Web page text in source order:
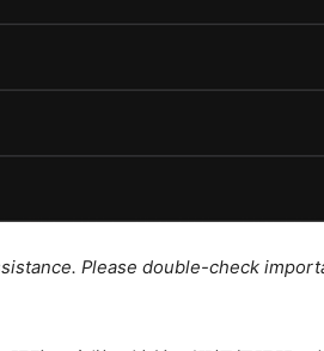
Please double-check